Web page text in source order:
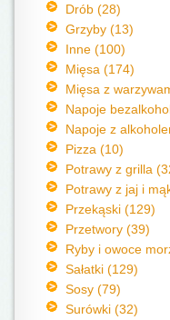
Drób (28)
Grzyby (13)
Inne (100)
Mięsa (174)
Mięsa z
Napoje
Napoje z
Pizza (10)
Potrawy z grilla
Potrawy z jaj i
Przekąski (129)
Przetwory (39)
Ryby i owoce
Sałatki (129)
Sosy (79)
Surówki (32)